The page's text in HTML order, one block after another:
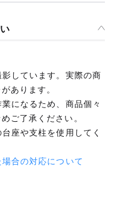
しています。実際の商
あります。
になるため、商品個々
ご了承ください。
座や支柱を使用してく
合の対応について